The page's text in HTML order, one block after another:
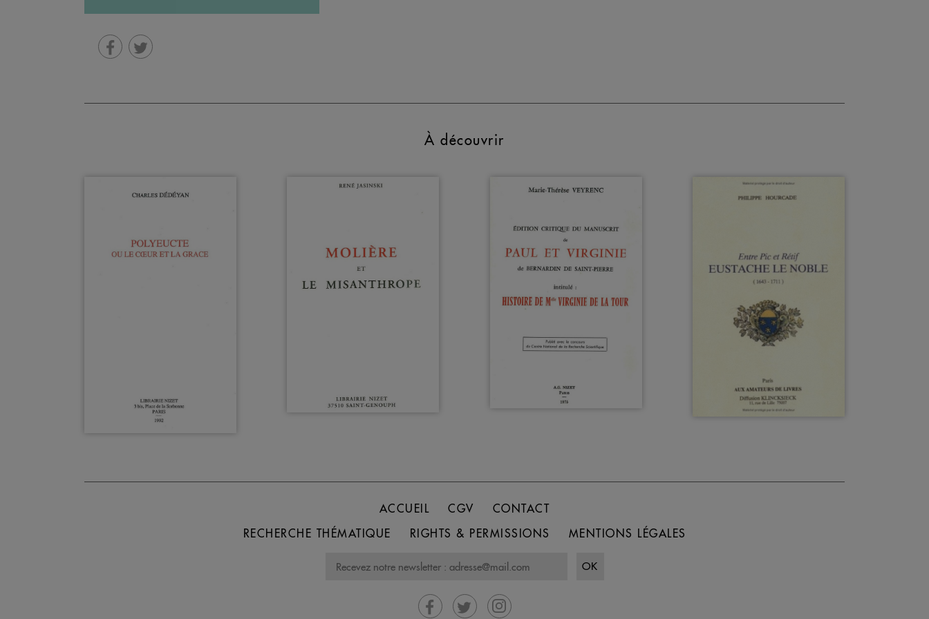
À découvrir
ACCUEIL CGV
CONTACT
RECHERCHE THÉMATIQUE
RIGHTS & PERMISSIONS MENTIONS LÉGALES
OK